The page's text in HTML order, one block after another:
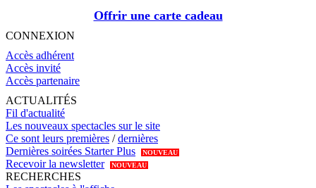
Offrir une carte cadeau
CONNEXION
Accès adhérent
Accès invité
Accès partenaire
ACTUALITÉS
Fil d'actualité
Les nouveaux spectacles sur le site
Ce sont leurs premières /dernières
Dernières soirées Starter Plus
NOUVEAU
Recevoir la newsletter NOUVEAU
RECHERCHES